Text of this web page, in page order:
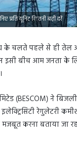
प्रति यूनिट कितनी बढ़ी दरें
के चलते पहले से ही तेल
इसी बीच आम जनता
(BESCOM) ने
रेगुलेटरी
करना बताया जा